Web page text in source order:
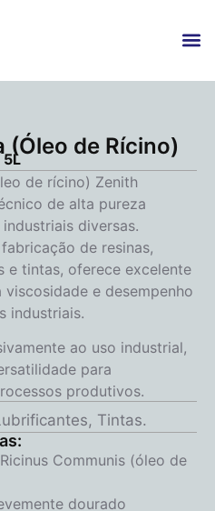
(Óleo de Rícino)
5L
de rícino) Zenith
de alta pureza
diversas.
de resinas,
e tintas, oferece excelente
e desempenho
industriais.
ao uso industrial,
para
produtivos.
Tintas.
Communis (óleo de
dourado